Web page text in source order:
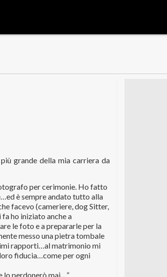
grande della mia carriera da
per cerimonie. Ho fatto
è sempre andato tutto alla
facevo (cameriere, dog Sitter,
ho iniziato anche a
le foto e a prepararle per la
messo una pietra tombale
rapporti…al matrimonio mi
fiducia…come per ogni
lo perdonerò mai…”